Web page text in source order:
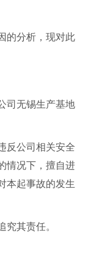
的分析，现对此
司无锡生产基地
反公司相关安全
情况下，擅自进
本起事故的发生
究其责任。